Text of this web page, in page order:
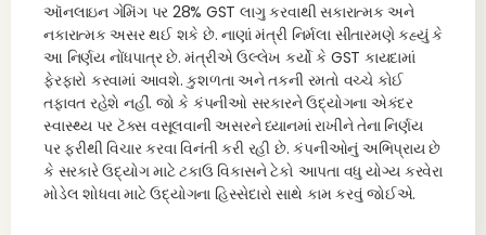
ઑનલાઇન ગેમિંગ પર 28% GST લાગુ કરવાથી સકારાત્મક અને
નકારાત્મક અસર થઈ શકે છે. નાણાં મંત્રી નિર્મલા સીતારમણે કહ્યું કે
આ નિર્ણય નોંધપાત્ર છે. મંત્રીએ ઉલ્લેખ કર્યો કે GST કાયદામાં
ફેરફારો કરવામાં આવશે. કુશળતા અને તકની રમતો વચ્ચે કોઈ
તફાવત રહેશે નહીં. જો કે કંપનીઓ સરકારને ઉદ્યોગના એકંદર
સ્વાસ્થ્ય પર ટૅક્સ વસૂલવાની અસરને ધ્યાનમાં રાખીને તેના નિર્ણય
પર ફરીથી વિચાર કરવા વિનંતી કરી રહી છે. કંપનીઓનું અભિપ્રાય છે
કે સરકારે ઉદ્યોગ માટે ટકાઉ વિકાસને ટેકો આપતા વધુ યોગ્ય કરવેરા
મોડેલ શોધવા માટે ઉદ્યોગના હિસ્સેદારો સાથે કામ કરવું જોઈએ.